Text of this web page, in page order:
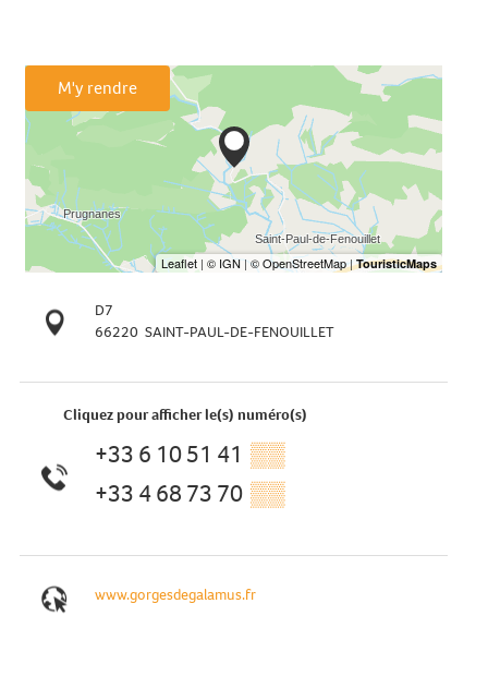
M'y rendre
D7
66220 SAINT-PAUL-DE-FENOUILLET
Cliquez pour afficher le(s) numéro(s)
+33 6 10 51 41 ▒▒
+33 4 68 73 70 ▒▒
www.gorgesdegalamus.fr